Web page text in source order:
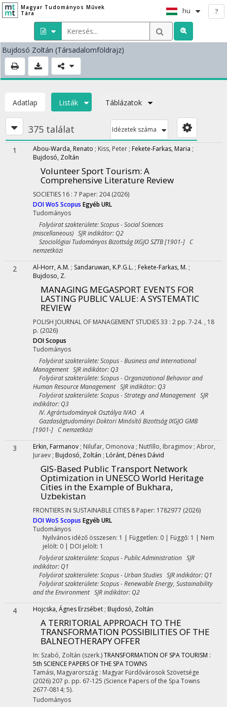
Magyar Tudományos Művek
Tára
hu ?
Bujdosó Zoltán (Társadalomföldrajz)
Adatlap Listák Táblázatok
375 találat Idézetek száma
1 Abou-Warda, Renato ; Kiss, Peter ; Fekete-Farkas, Maria ;
Bujdosó, Zoltán
Volunteer Sport Tourism: A
Comprehensive Literature Review
SOCIETIES 16 : 7 Paper: 204(2026)
DOIWoS Scopus Egyéb URL
Tudományos
Folyóirat szakterülete: Scopus - Social Sciences
(miscellaneous) SJR indikátor: Q2
Szociológiai Tudományos Bizottság IXGJO SZTB [1901-] C
nemzetközi
2 Al-Horr, A.M. ; Sandaruwan, K.P.G.L. ; Fekete-Farkas, M. ;
Bujdoso, Z.
MANAGING MEGASPORT EVENTS FOR
LASTING PUBLIC VALUE: A SYSTEMATIC
REVIEW
POLISH JOURNAL OF MANAGEMENT STUDIES33 : 2 pp. 7-24. , 18
p. (2026)
DOIScopus
Tudományos
Folyóirat szakterülete: Scopus - Business and International
Management SJR indikátor: Q3
Folyóirat szakterülete: Scopus - Organizational Behavior and
Human Resource Management SJR indikátor: Q3
Folyóirat szakterülete: Scopus - Strategy and Management SJR
indikátor: Q3
IV. Agrártudományok Osztálya IVAO A
Gazdaságtudományi Doktori Minősítő Bizottság IXGJO GMB
[1901-] C nemzetközi
3 Erkin, Farmanov ; Nilufar, Omonova ; Nutfillo, Ibragimov ; Abror,
Juraev ; Bujdosó, Zoltán ; Lóránt, Dénes Dávid
GIS-Based Public Transport Network
Optimization in UNESCO World Heritage
Cities in the Example of Bukhara,
Uzbekistan
FRONTIERS IN SUSTAINABLE CITIES 8 Paper: 1782977 (2026)
DOIWoS Scopus Egyéb URL
Tudományos
Nyilvános idéző összesen: 1 | Független: 0 | Függő: 1 | Nem
jelölt: 0 | DOI jelölt: 1
Folyóirat szakterülete: Scopus - Public Administration SJR
indikátor: Q1
Folyóirat szakterülete: Scopus - Urban Studies SJR indikátor: Q1
Folyóirat szakterülete: Scopus - Renewable Energy, Sustainability
and the Environment SJR indikátor: Q2
4 Hojcska, Ágnes Erzsébet ; Bujdosó, Zoltán
A TERRITORIAL APPROACH TO THE
TRANSFORMATION POSSIBILITIES OF THE
BALNEOTHERAPY OFFER
In: Szabó, Zoltán (szerk.)TRANSFORMATION OF SPA TOURISM :
5th SCIENCE PAPERS OF THE SPA TOWNS
Tamási, Magyarország : Magyar Fürdővárosok Szövetsége
(2026)207 p. pp. 67-125 (Science Papers of the Spa Towns
2677-0814; 5).
Tudományos